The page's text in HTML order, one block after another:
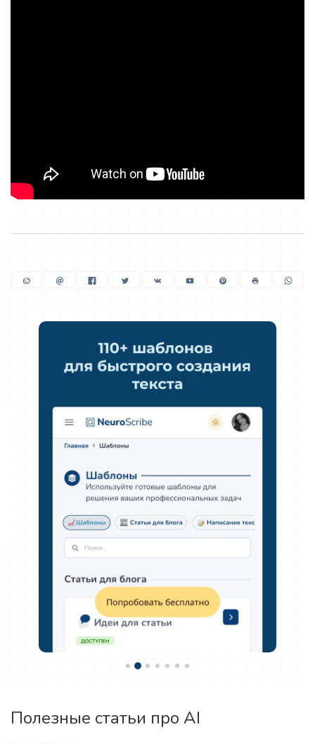
Полезные статьи про AI